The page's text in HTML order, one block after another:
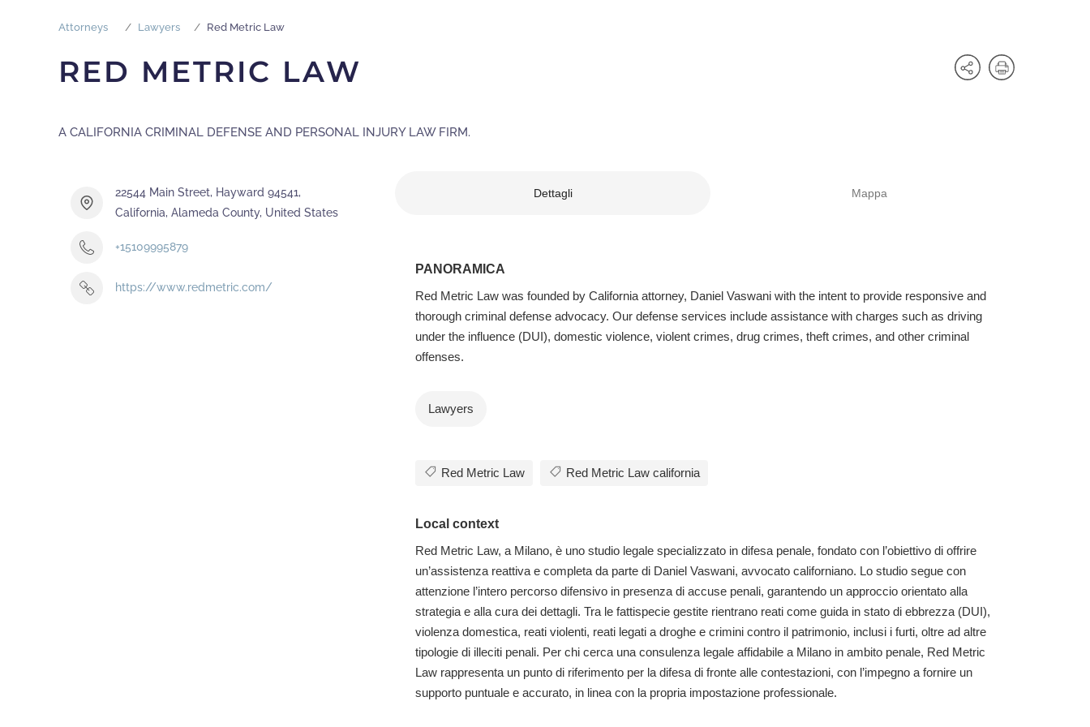
Attorneys Lawyers Red Metric Law
RED METRIC LAW
A CALIFORNIA CRIMINAL DEFENSE AND PERSONAL INJURY LAW FIRM.
22544 Main Street, Hayward 94541,
California, Alameda County, United States
+15109995879
https://www.redmetric.com/
Dettagli Mappa
PANORAMICA
Red Metric Law was founded by California attorney, Daniel Vaswani with the intent to provide responsive and
thorough criminal defense advocacy. Our defense services include assistance with charges such as driving
under the influence (DUI), domestic violence, violent crimes, drug crimes, theft crimes, and other criminal
offenses.
Lawyers
Red Metric Law Red Metric Law california
Local context
Red Metric Law, a Milano, è uno studio legale specializzato in difesa penale, fondato con l’obiettivo di offrire
un’assistenza reattiva e completa da parte di Daniel Vaswani, avvocato californiano. Lo studio segue con
attenzione l’intero percorso difensivo in presenza di accuse penali, garantendo un approccio orientato alla
strategia e alla cura dei dettagli. Tra le fattispecie gestite rientrano reati come guida in stato di ebbrezza (DUI),
violenza domestica, reati violenti, reati legati a droghe e crimini contro il patrimonio, inclusi i furti, oltre ad altre
tipologie di illeciti penali. Per chi cerca una consulenza legale affidabile a Milano in ambito penale, Red Metric
Law rappresenta un punto di riferimento per la difesa di fronte alle contestazioni, con l’impegno a fornire un
supporto puntuale e accurato, in linea con la propria impostazione professionale.